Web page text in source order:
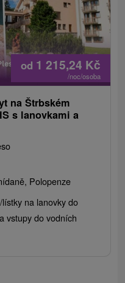
od 1 215,24 Kč
/noc/osoba
na Štrbském
s lanovkami a
Polopenze
na lanovky do
vstupy do vodních